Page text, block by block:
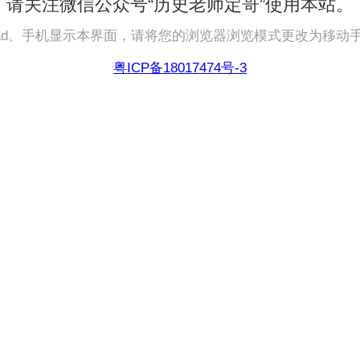
请关注微信公众号“历史老师定哥”使用本站。
、手机显示本界面，请将您的浏览器浏览模式更改为移动
粤ICP备18017474号-3